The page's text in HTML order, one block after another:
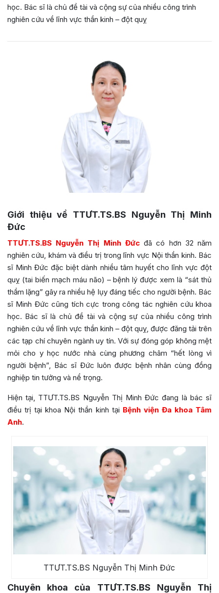
học. Bác sĩ là chủ đề tài và cộng sự của nhiều công trình
nghiên cứu về lĩnh vực thần kinh – đột quỵ
Giới thiệu về TTƯT.TS.BS Nguyễn Thị Minh
Đức
TTƯT.TS.BS Nguyễn Thị Minh Đứcđã có hơn 32 năm
nghiên cứu, khám và điều trị trong lĩnh vực Nội thần kinh. Bác
sĩ Minh Đức đặc biệt dành nhiều tâm huyết cho lĩnh vực đột
quỵ (tai biến mạch máu não) – bệnh lý được xem là “sát thủ
thầm lặng” gây ra nhiều hệ lụy đáng tiếc cho người bệnh. Bác
sĩ Minh Đức cũng tích cực trong công tác nghiên cứu khoa
học. Bác sĩ là chủ đề tài và cộng sự của nhiều công trình
nghiên cứu về lĩnh vực thần kinh – đột quỵ, được đăng tải trên
các tạp chí chuyên ngành uy tín. Với sự đóng góp không mệt
mỏi cho y học nước nhà cùng phương châm “hết lòng vì
người bệnh”, Bác sĩ Đức luôn được bệnh nhân cùng đồng
nghiệp tin tưởng và nể trọng.
Hiện tại, TTƯT.TS.BS Nguyễn Thị Minh Đức đang là bác sĩ
điều trị tại khoa Nội thần kinh tại Bệnh viện Đa khoa Tâm
Anh.
TTƯT.TS.BS Nguyễn Thị Minh Đức
Chuyên khoa của TTƯT.TS.BS Nguyễn Thị